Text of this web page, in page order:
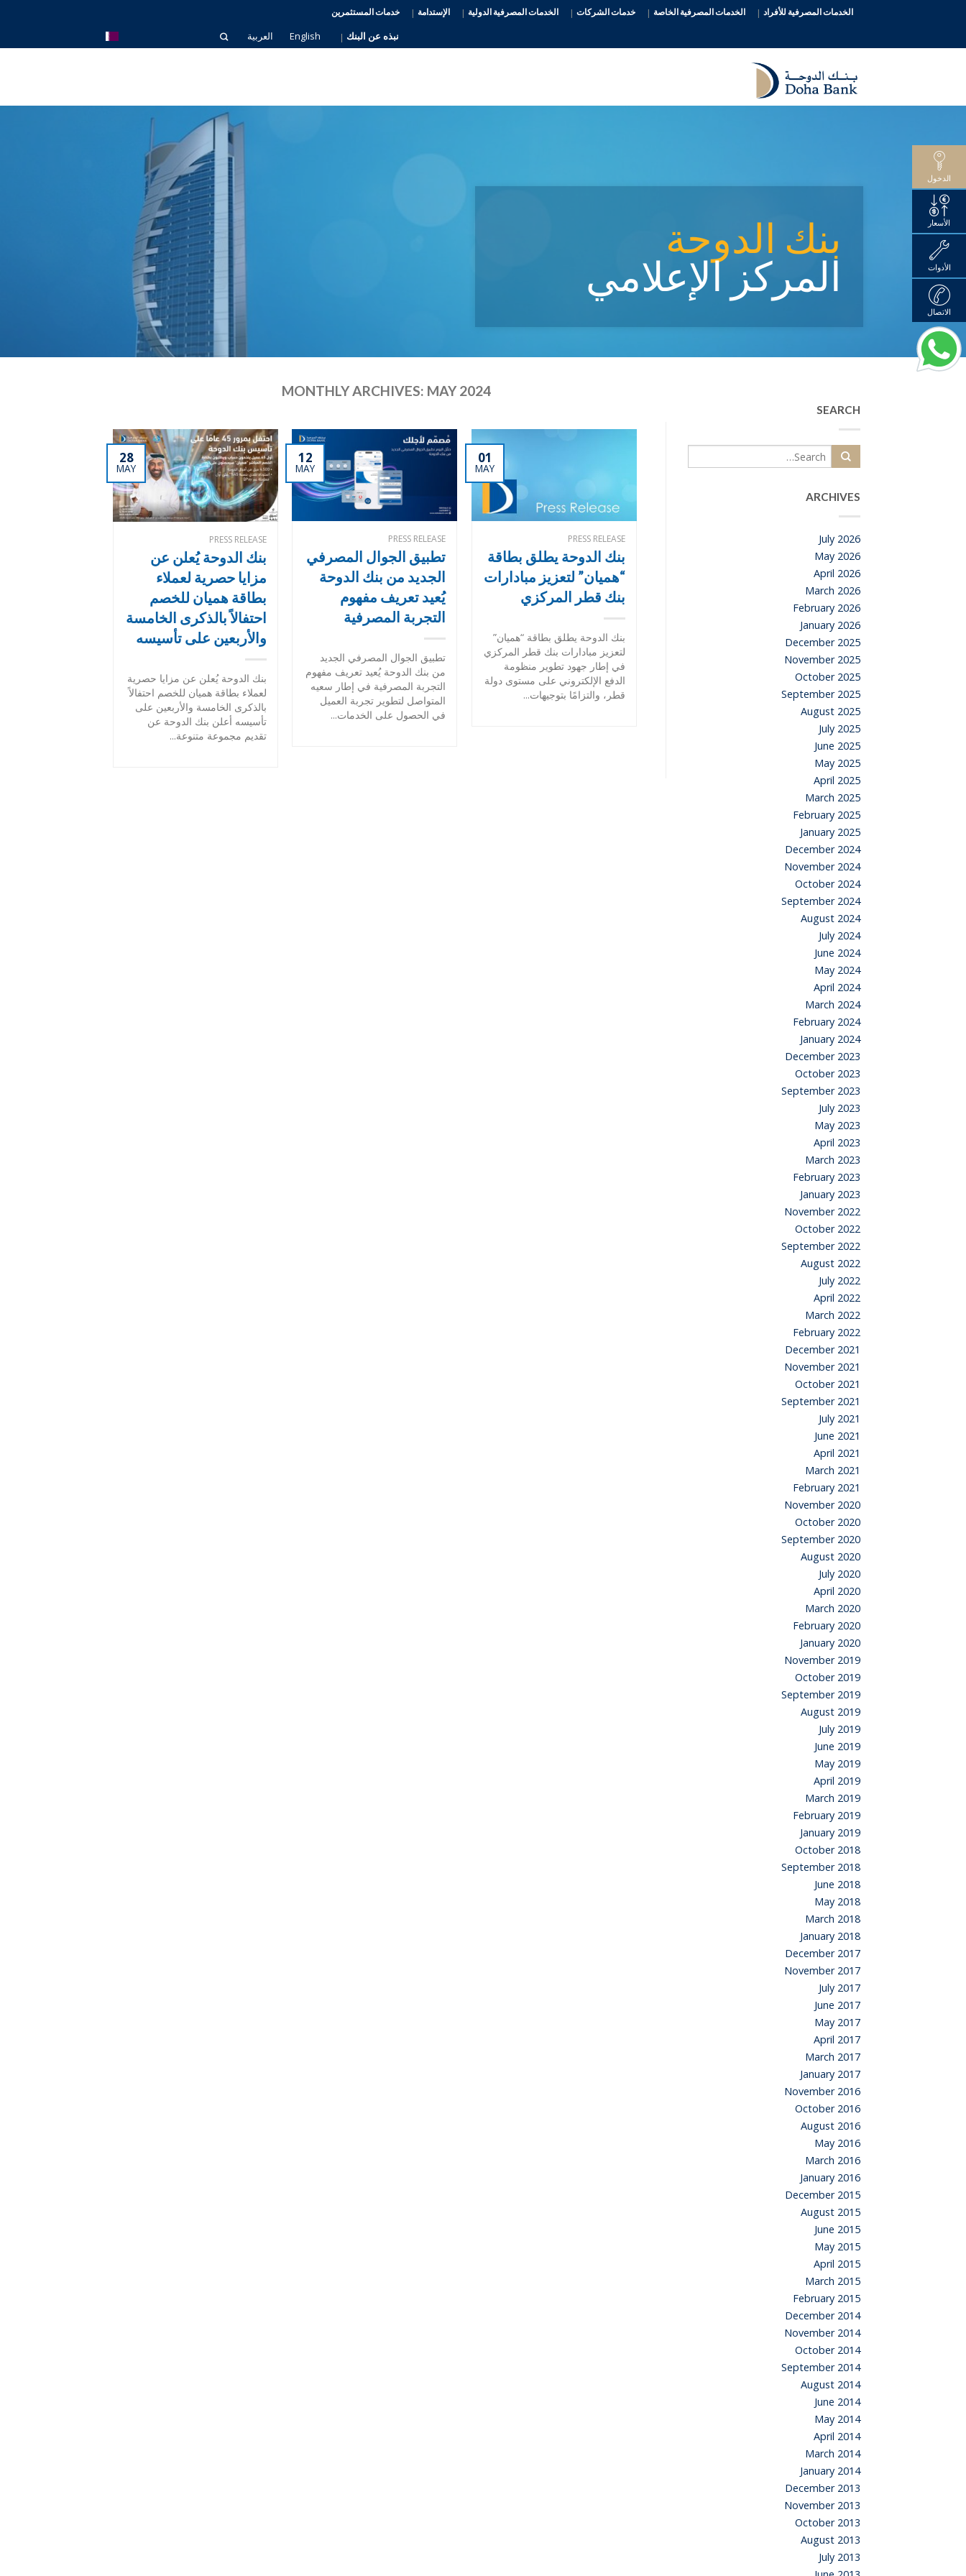
الخدمات المصرفية للأفراد الخدمات المصرفية الخاصة خدمات الشركات الخدمات المصرفية الدولية الإستدامة خدمات المستثمرين
نبذه عن البنك English العربية
بنك الدوحة
المركز الإعلامي
MONTHLY ARCHIVES: MAY 2024
28
MAY
PRESS RELEASE
بنك الدوحة يُعلن عن
مزايا حصرية لعملاء
بطاقة هميان للخصم
احتفالاً بالذكرى الخامسة
والأربعين على تأسيسه
بنك الدوحة يُعلن عن مزايا حصرية
لعملاء بطاقة هميان للخصم احتفالاً
بالذكرى الخامسة والأربعين على
تأسيسه أعلن بنك الدوحة عن
تقديم مجموعة متنوعة...
12
MAY
PRESS RELEASE
تطبيق الجوال المصرفي
الجديد من بنك الدوحة
يُعيد تعريف مفهوم
التجربة المصرفية
تطبيق الجوال المصرفي الجديد
من بنك الدوحة يُعيد تعريف مفهوم
التجربة المصرفية في إطار سعيه
المتواصل لتطوير تجربة العميل
في الحصول على الخدمات...
01
MAY
PRESS RELEASE
بنك الدوحة يطلق بطاقة
“هميان” لتعزيز مبادارات
بنك قطر المركزي
بنك الدوحة يطلق بطاقة “هميان”
لتعزيز مبادارات بنك قطر المركزي
في إطار جهود تطوير منظومة
الدفع الإلكتروني على مستوى دولة
قطر، والتزامًا بتوجيهات...
SEARCH
ARCHIVES
July 2026
May 2026
April 2026
March 2026
February 2026
January 2026
December 2025
November 2025
October 2025
September 2025
August 2025
July 2025
June 2025
May 2025
April 2025
March 2025
February 2025
January 2025
December 2024
November 2024
October 2024
September 2024
August 2024
July 2024
June 2024
May 2024
April 2024
March 2024
February 2024
January 2024
December 2023
October 2023
September 2023
July 2023
May 2023
April 2023
March 2023
February 2023
January 2023
November 2022
October 2022
September 2022
August 2022
July 2022
April 2022
March 2022
February 2022
December 2021
November 2021
October 2021
September 2021
July 2021
June 2021
April 2021
March 2021
February 2021
November 2020
October 2020
September 2020
August 2020
July 2020
April 2020
March 2020
February 2020
January 2020
November 2019
October 2019
September 2019
August 2019
July 2019
June 2019
May 2019
April 2019
March 2019
February 2019
January 2019
October 2018
September 2018
June 2018
May 2018
March 2018
January 2018
December 2017
November 2017
July 2017
June 2017
May 2017
April 2017
March 2017
January 2017
November 2016
October 2016
August 2016
May 2016
March 2016
January 2016
December 2015
August 2015
June 2015
May 2015
April 2015
March 2015
February 2015
December 2014
November 2014
October 2014
September 2014
August 2014
June 2014
May 2014
April 2014
March 2014
January 2014
December 2013
November 2013
October 2013
August 2013
July 2013
الدخول
الأسعار
الأدوات
الاتصال